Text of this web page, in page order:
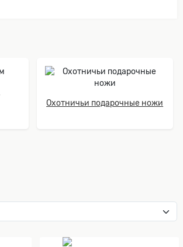
Охотничьи подарочные ножи